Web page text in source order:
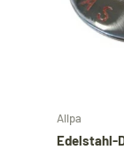
Allpa
Edelstahl-